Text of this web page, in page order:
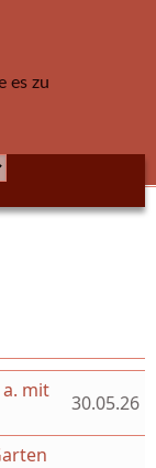
es zu
mit
30.05.26